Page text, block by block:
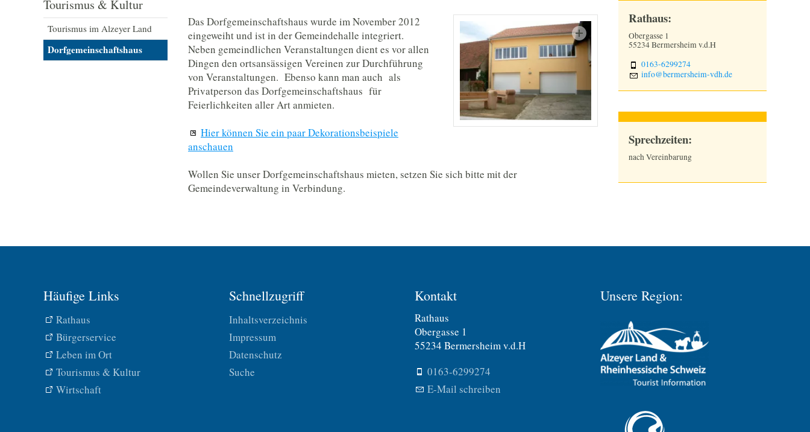
Tourismus & Kultur
Tourismus im Alzeyer Land
Dorfgemeinschaftshaus
Das Dorfgemeinschaftshaus wurde im November 2012
eingeweiht und ist in der Gemeindehalle integriert.
Neben gemeindlichen Veranstaltungen dient es vor allen
Dingen den ortsansässigen Vereinen zur Durchführung
von Veranstaltungen. Ebenso kann man auch als
Privatperson das Dorfgemeinschaftshaus für
Feierlichkeiten aller Art anmieten.
Hier können Sie ein paar Dekorationsbeispiele
anschauen
Wollen Sie unser Dorfgemeinschaftshaus mieten, setzen Sie sich bitte mit der
Gemeindeverwaltung in Verbindung.
Rathaus:
Obergasse 1
55234 Bermersheim v.d.H
0163-6299274
nf
b rm rsh m-vdhd
Sprechzeiten:
nach Vereinbarung
Häufige Links
Rathaus
Bürgerservice
Leben im Ort
Tourismus & Kultur
Wirtschaft
Schnellzugriff
Inhaltsverzeichnis
Impressum
Datenschutz
Suche
Kontakt
Rathaus
Obergasse 1
55234 Bermersheim v.d.H
0163-6299274
E-Mail schreiben
Unsere Region: